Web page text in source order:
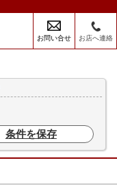
お問い合せ お店へ連絡
条件を保存